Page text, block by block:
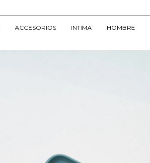
ACCESORIOS INTIMA HOMBRE